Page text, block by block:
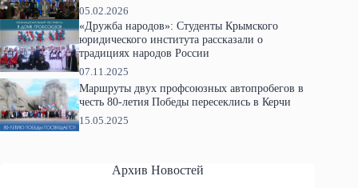
05.02.2026
«Дружба народов»: Студенты Крымского
юридического института рассказали о
традициях народов России
07.11.2025
Маршруты двух профсоюзных автопробегов в
честь 80-летия Победы пересеклись в Керчи
15.05.2025
Архив Новостей